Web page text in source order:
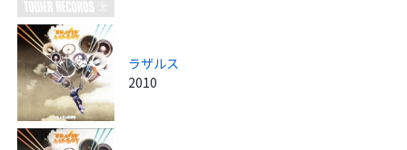
ラザルス
2010